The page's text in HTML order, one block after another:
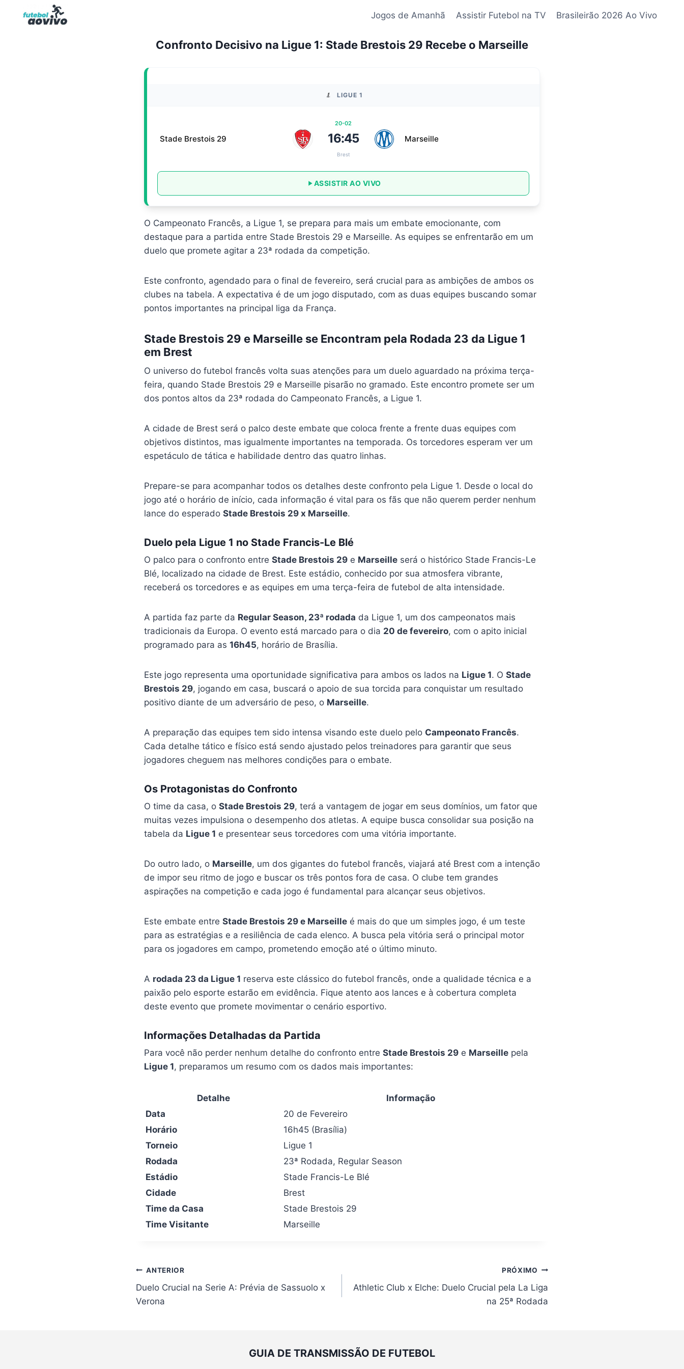
Jogos de Amanhã Assistir Futebol na TV Brasileirão 2026 Ao Vivo
Confronto Decisivo na Ligue 1: Stade Brestois 29 Recebe o Marseille
LIGUE 1
Stade Brestois 29
20-02
16:45
Brest
Marseille
ASSISTIR AO VIVO
O Campeonato Francês, a Ligue 1, se prepara para mais um embate emocionante, com
destaque para a partida entre Stade Brestois 29 e Marseille. As equipes se enfrentarão em um
duelo que promete agitar a 23ª rodada da competição.
Este confronto, agendado para o final de fevereiro, será crucial para as ambições de ambos os
clubes na tabela. A expectativa é de um jogo disputado, com as duas equipes buscando somar
pontos importantes na principal liga da França.
Stade Brestois 29 e Marseille se Encontram pela Rodada 23 da Ligue 1
em Brest
O universo do futebol francês volta suas atenções para um duelo aguardado na próxima terça-
feira, quando Stade Brestois 29 e Marseille pisarão no gramado. Este encontro promete ser um
dos pontos altos da 23ª rodada do Campeonato Francês, a Ligue 1.
A cidade de Brest será o palco deste embate que coloca frente a frente duas equipes com
objetivos distintos, mas igualmente importantes na temporada. Os torcedores esperam ver um
espetáculo de tática e habilidade dentro das quatro linhas.
Prepare-se para acompanhar todos os detalhes deste confronto pela Ligue 1. Desde o local do
jogo até o horário de início, cada informação é vital para os fãs que não querem perder nenhum
lance do esperado Stade Brestois 29 x Marseille.
Duelo pela Ligue 1 no Stade Francis-Le Blé
O palco para o confronto entre Stade Brestois 29e Marseilleserá o histórico Stade Francis-Le
Blé, localizado na cidade de Brest. Este estádio, conhecido por sua atmosfera vibrante,
receberá os torcedores e as equipes em uma terça-feira de futebol de alta intensidade.
A partida faz parte da Regular Season, 23ª rodada da Ligue 1, um dos campeonatos mais
tradicionais da Europa. O evento está marcado para o dia 20 de fevereiro, com o apito inicial
programado para as 16h45, horário de Brasília.
Este jogo representa uma oportunidade significativa para ambos os lados na Ligue 1. O Stade
Brestois 29, jogando em casa, buscará o apoio de sua torcida para conquistar um resultado
positivo diante de um adversário de peso, o Marseille.
A preparação das equipes tem sido intensa visando este duelo pelo Campeonato Francês.
Cada detalhe tático e físico está sendo ajustado pelos treinadores para garantir que seus
jogadores cheguem nas melhores condições para o embate.
Os Protagonistas do Confronto
O time da casa, o Stade Brestois 29, terá a vantagem de jogar em seus domínios, um fator que
muitas vezes impulsiona o desempenho dos atletas. A equipe busca consolidar sua posição na
tabela da Ligue 1 e presentear seus torcedores com uma vitória importante.
Do outro lado, o Marseille, um dos gigantes do futebol francês, viajará até Brest com a intenção
de impor seu ritmo de jogo e buscar os três pontos fora de casa. O clube tem grandes
aspirações na competição e cada jogo é fundamental para alcançar seus objetivos.
Este embate entre Stade Brestois 29 e Marseilleé mais do que um simples jogo, é um teste
para as estratégias e a resiliência de cada elenco. A busca pela vitória será o principal motor
para os jogadores em campo, prometendo emoção até o último minuto.
A rodada 23 da Ligue 1 reserva este clássico do futebol francês, onde a qualidade técnica e a
paixão pelo esporte estarão em evidência. Fique atento aos lances e à cobertura completa
deste evento que promete movimentar o cenário esportivo.
Informações Detalhadas da Partida
Para você não perder nenhum detalhe do confronto entre Stade Brestois 29e Marseillepela
Ligue 1, preparamos um resumo com os dados mais importantes:
Detalhe
Informação
Data
20 de Fevereiro
Horário
16h45 (Brasília)
Torneio
Ligue 1
Rodada
23ª Rodada, Regular Season
Estádio
Stade Francis-Le Blé
Cidade
Brest
Time da Casa
Stade Brestois 29
Time Visitante
Marseille
Navegação
de
Post
ANTERIOR
Duelo Crucial na Serie A: Prévia de Sassuolo x
Verona
PRÓXIMO
Athletic Club x Elche: Duelo Crucial pela La Liga
na 25ª Rodada
GUIA DE TRANSMISSÃO DE FUTEBOL